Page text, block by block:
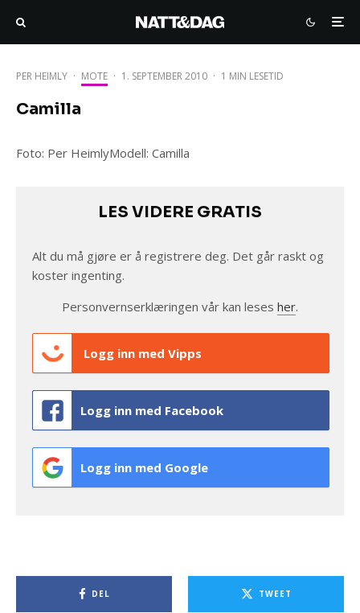
PER HEIMLY · MOTE · 1. SEPTEMBER 2010 · 1 MIN LESETID
Camilla
Foto: Per HeimlyModell: Camilla
LES VIDERE GRATIS
Alt du må gjøre er å registrere deg. Det går raskt og
koster ingenting.
Personvernserklæringen vår kan leses her.
Logg inn med Vipps
Logg inn med Facebook
Logg inn med Google
DEL TWEET